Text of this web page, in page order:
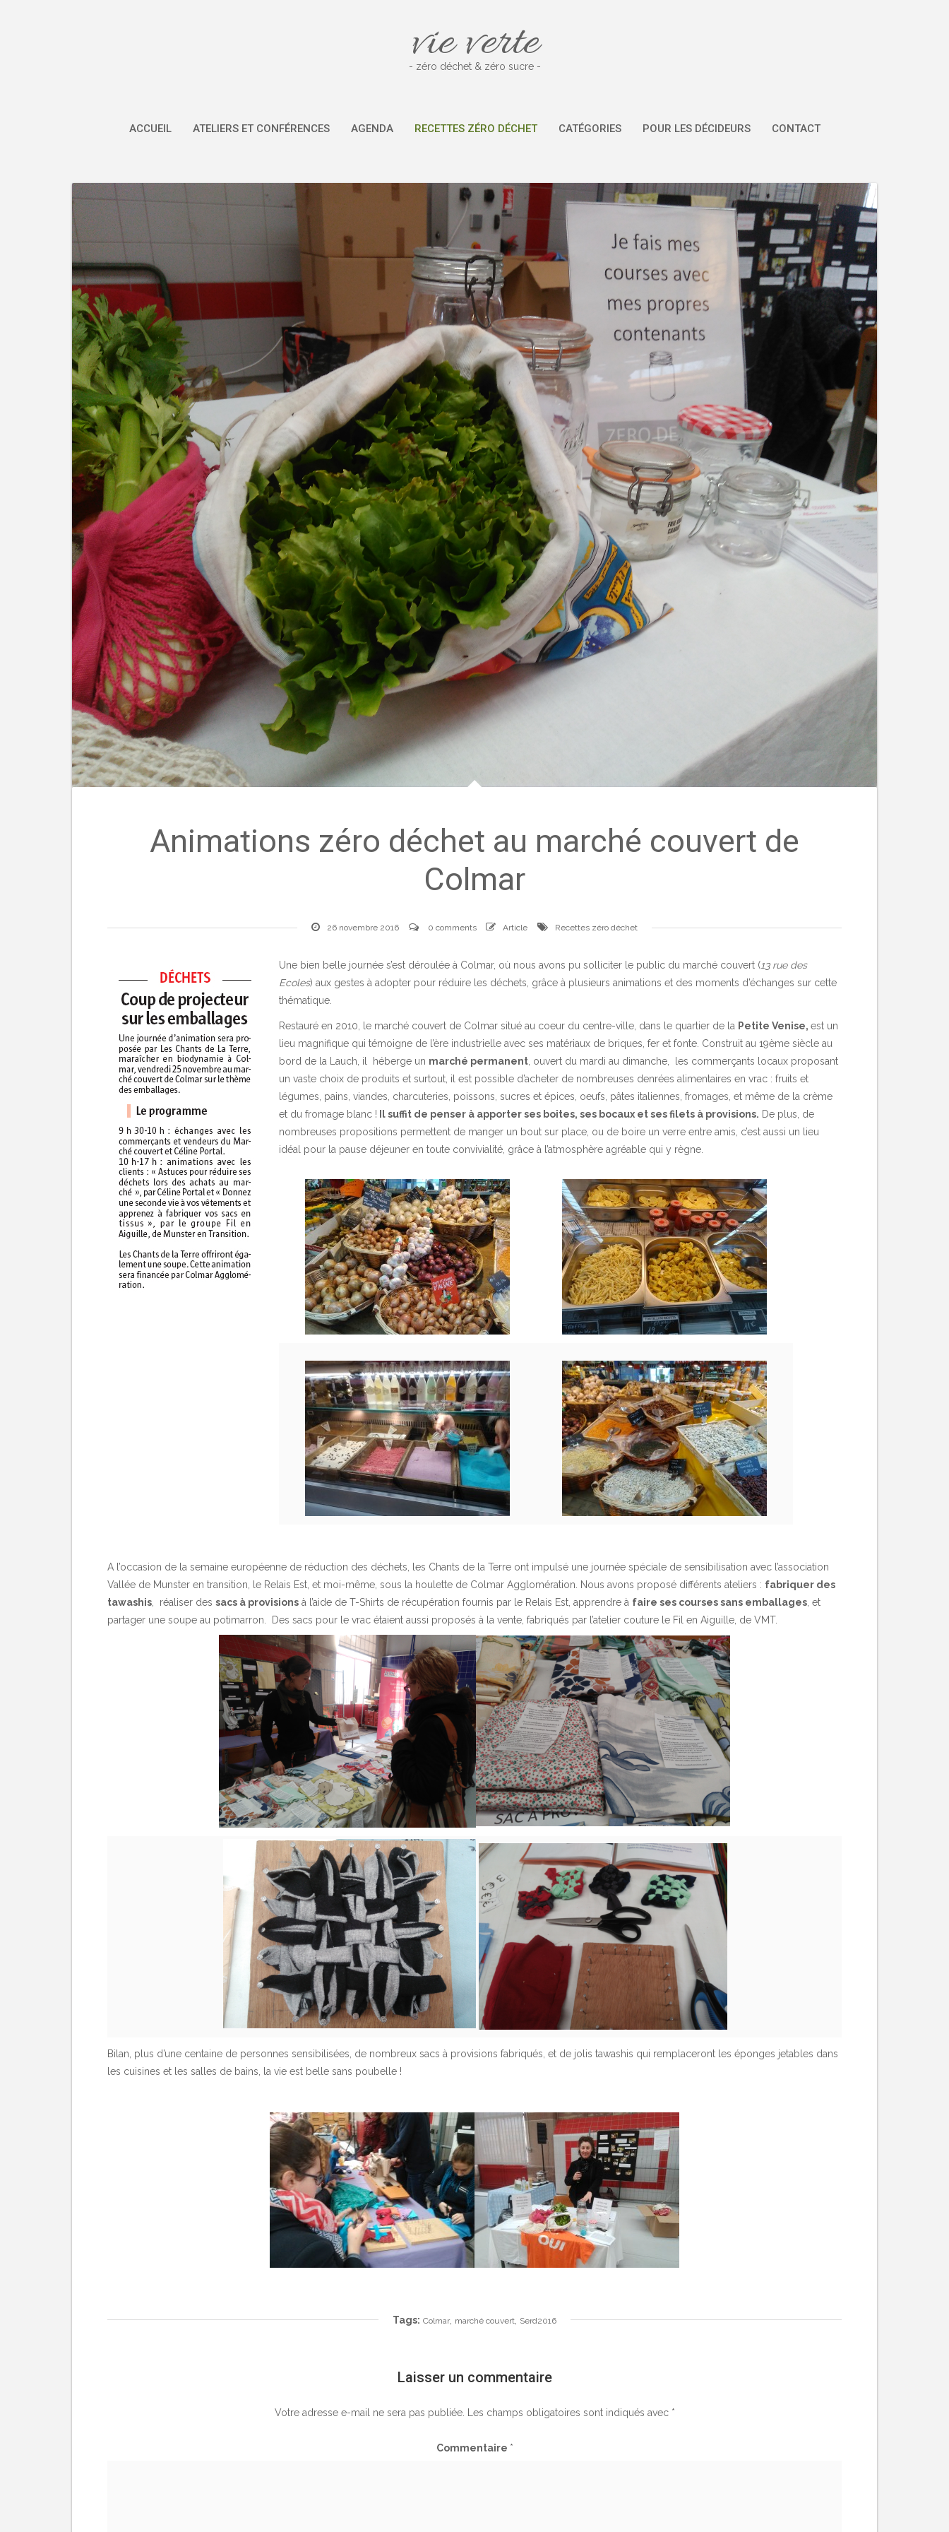
vie verte
- zéro déchet & zéro sucre -
ACCUEIL ATELIERS ET CONFÉRENCES AGENDA RECETTES ZÉRO DÉCHET CATÉGORIES POUR LES DÉCIDEURS CONTACT
Animations zéro déchet au marché couvert de
Colmar
26 novembre 2016 0 comments Article Recettes zéro déchet
Une bien belle journée s’est déroulée à Colmar, où nous avons pu solliciter le public du marché couvert (13 rue des
Ecoles) aux gestes à adopter pour réduire les déchets, grâce à plusieurs animations et des moments d’échanges sur cette
thématique.
Restauré en 2010, le marché couvert de Colmar situé au coeur du centre-ville, dans le quartier de la Petite Venise, est un
lieu magnifique qui témoigne de l’ère industrielle avec ses matériaux de briques, fer et fonte. Construit au 19ème siècle au
bord de la Lauch, il héberge un marché permanent , ouvert du mardi au dimanche, les commerçants locaux proposant
un vaste choix de produits et surtout, il est possible d’acheter de nombreuses denrées alimentaires en vrac : fruits et
légumes, pains, viandes, charcuteries, poissons, sucres et épices, oeufs, pâtes italiennes, fromages, et même de la crème
et du fromage blanc ! Il suffit de penser à apporter ses boites, ses bocaux et ses filets à provisions. De plus, de
nombreuses propositions permettent de manger un bout sur place, ou de boire un verre entre amis, c’est aussi un lieu
idéal pour la pause déjeuner en toute convivialité, grâce à l’atmosphère agréable qui y règne.
A l’occasion de la semaine européenne de réduction des déchets, les Chants de la Terre ont impulsé une journée spéciale de sensibilisation avec l’association
Vallée de Munster en transition , le Relais Est , et moi-même, sous la houlette de Colmar Agglomération . Nous avons proposé différents ateliers : fabriquer des
tawashis , réaliser des sacs à provisions à l’aide de T-Shirts de récupération fournis par le Relais Est, apprendre à faire ses courses sans emballages , et
partager une soupe au potimarron. Des sacs pour le vrac étaient aussi proposés à la vente, fabriqués par l’atelier couture le Fil en Aiguille, de VMT.
Bilan, plus d’une centaine de personnes sensibilisées, de nombreux sacs à provisions fabriqués, et de jolis tawashis qui remplaceront les éponges jetables dans
les cuisines et les salles de bains, la vie est belle sans poubelle !
Tags: Colmar, marché couvert Serd2016
Laisser un commentaire
Votre adresse e-mail ne sera pas publiée. Les champs obligatoires sont indiqués avec *
Commentaire *